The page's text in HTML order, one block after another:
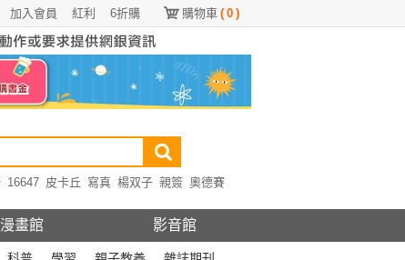
購物車 ( 0 )
6折購
紅利
加入會員
16647 皮卡丘 寫真 楊双子 親簽 奧德賽
漫畫館 影音館